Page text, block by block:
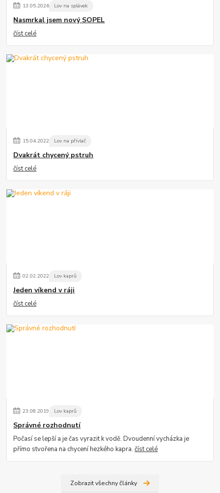
13.05.2026 Lov na splávek
Nasmrkal jsem nový SOPEL
číst celé
15.04.2022 Lov na přívlač
Dvakrát chycený pstruh
číst celé
02.02.2022 Lov kaprů
Jeden víkend v ráji
číst celé
23.08.2019 Lov kaprů
Správné rozhodnutí
Počasí se lepší a je čas vyrazit k vodě. Dvoudenní vycházka je
přímo stvořena na chycení hezkého kapra.číst celé
Zobrazit všechny články